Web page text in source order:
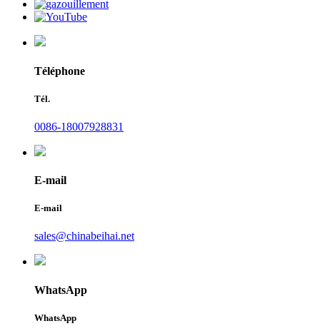
Téléphone
Tél.
0086-18007928831
E-mail
E-mail
sales@chinabeihai.net
WhatsApp
WhatsApp